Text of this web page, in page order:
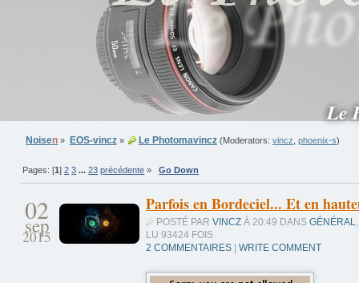
Le
Noisen » EOS-vincz» Le Photomavincz(Moderators: vincz phoenix-s)
Pages: [1]2 3 ...23 précédente »Go Down
02
sep
2015
Parfois en Bordeciel... Et en
POSTÉ PAR VINCZ À 20:49 DANS GÉNÉRAL
LU 93424 FOIS
2 COMMENTAIRES | WRITE COMMENT